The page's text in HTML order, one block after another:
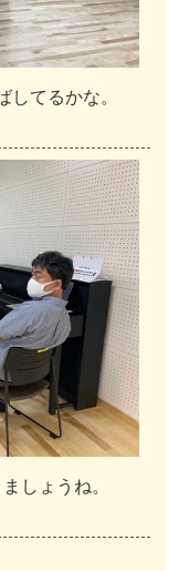
して るかな。
ま し ょ う ね。